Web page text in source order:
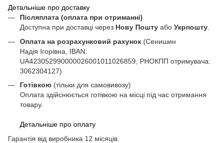
Детальніше про доставку
Післяплата (оплата при отриманні)
Доступна при доставці через Нову Пошту або Укрпошту.
Оплата на розрахунковий рахунок (Сенишин
Надія Ігорівна, IBAN:
UA423052990000026001011026859, РНОКПП отримувача:
3062304127)
Готівкою (тільки для самовивозу)
Оплата здійснюється готівкою на місці під час отримання
товару.
Детальніше про оплату
Гарантія від виробника 12 місяців.